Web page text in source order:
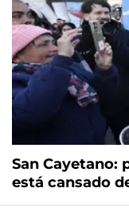
San Cayetano:
está cansado